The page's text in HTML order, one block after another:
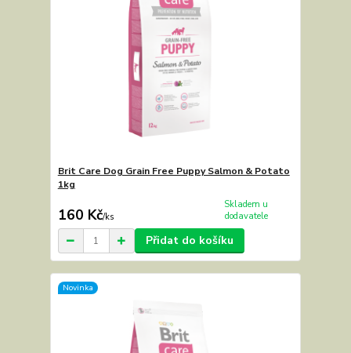
Brit Care Dog Grain Free Puppy Salmon & Potato
1kg
160 Kč/ks
Skladem u
dodavatele
Přidat do košíku
Novinka